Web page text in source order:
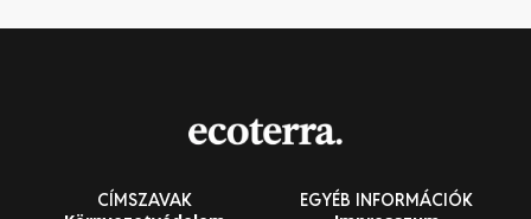
CÍMSZAVAK EGYÉB INFORMÁCIÓK